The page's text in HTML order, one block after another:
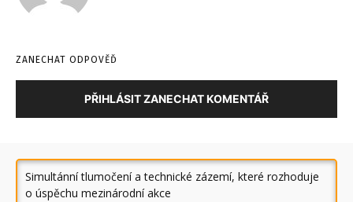
ZANECHAT ODPOVĚĎ
PŘIHLÁSIT ZANECHAT KOMENTÁŘ
Simultánní tlumočení a technické zázemí, které rozhoduje
o úspěchu mezinárodní akce